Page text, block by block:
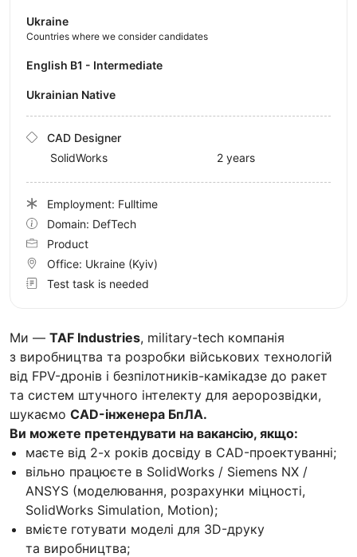
Ми — TAF Industries, military-tech компанія
з виробництва та розробки військових технологій
від FPV-дронів і безпілотників-камікадзе до ракет
та систем штучного інтелекту для аеророзвідки,
шукаємо CAD-інженера БпЛА.
Ви можете претендувати на вакансію, якщо:
маєте від 2-х років досвіду в CAD-проектуванні;
вільно працюєте в SolidWorks / Siemens NX /
ANSYS (моделювання, розрахунки міцності,
SolidWorks Simulation, Motion);
вмієте готувати моделі для 3D-друку
та виробництва;
Ukraine
Countries where we consider candidates
English B1 - Intermediate
Ukrainian Native
CAD Designer
SolidWorks
2 years
Employment: Fulltime
Domain: DefTech
Product
Office: Ukraine (Kyiv)
Test task is needed